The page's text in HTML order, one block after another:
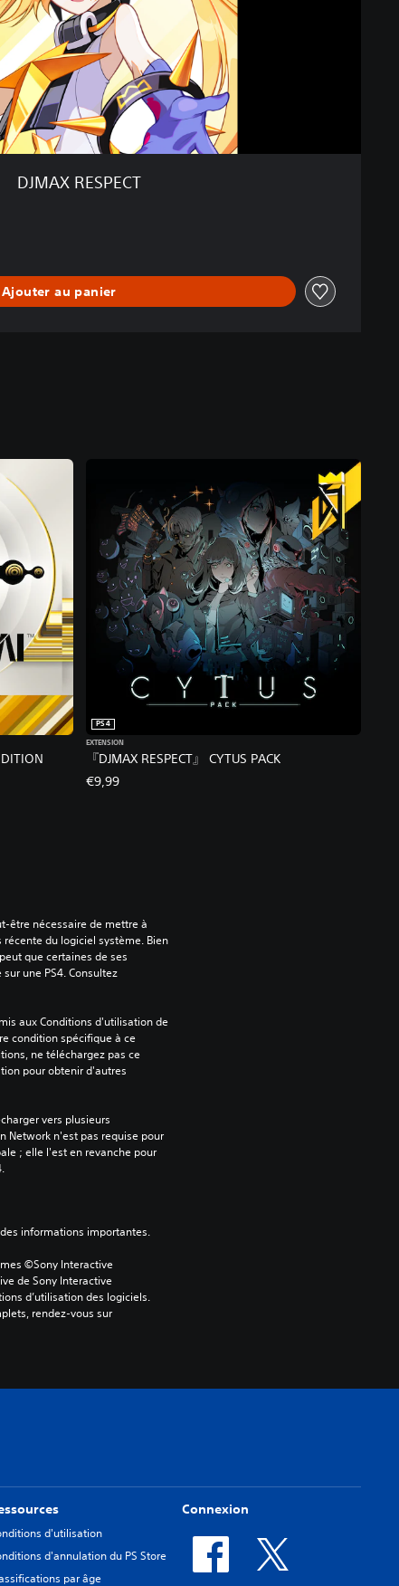
DJMAX RESPECT
Ajouter au panier
『DJMAX RESPECT』 CYTUS PACK
PS4
EXTENSION
€9,99
être nécessaire de mettre à
du logiciel système. Bien
que certaines de ses
une PS4. Consultez
aux Conditions d'utilisation de
condition spécifique à ce
ne téléchargez pas ce
pour obtenir d'autres
vers plusieurs
Network n'est pas requise pour
; elle l'est en revanche pour
informations importantes.
©Sony Interactive
de Sony Interactive
d’utilisation des logiciels.
rendez-vous sur
d'utilisation
d'annulation du PS Store
par âge
Connexion